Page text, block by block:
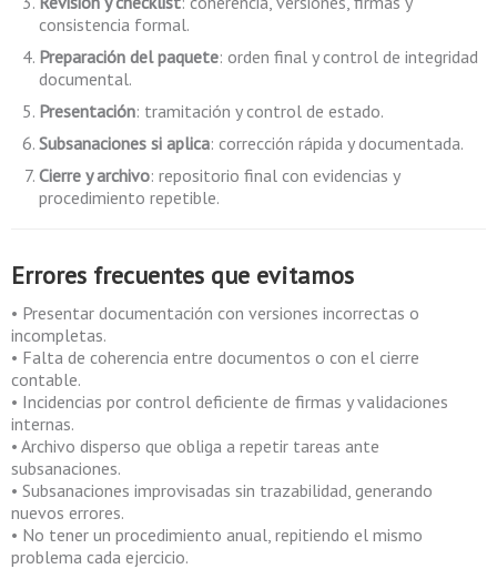
consistencia formal.
Preparación del paquete: orden final y control de integridad
documental.
Presentación: tramitación y control de estado.
Subsanaciones si aplica: corrección rápida y documentada.
Cierre y archivo: repositorio final con evidencias y
procedimiento repetible.
Errores frecuentes que evitamos
• Presentar documentación con versiones incorrectas o
incompletas.
• Falta de coherencia entre documentos o con el cierre
contable.
• Incidencias por control deficiente de firmas y validaciones
internas.
• Archivo disperso que obliga a repetir tareas ante
subsanaciones.
• Subsanaciones improvisadas sin trazabilidad, generando
nuevos errores.
• No tener un procedimiento anual, repitiendo el mismo
problema cada ejercicio.